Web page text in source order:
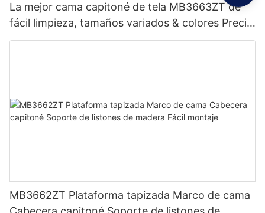
La mejor cama capitoné de tela MB3663ZT de
fácil limpieza, tamaños variados & colores Precio
de fábrica - Muebles JLH
MB3662ZT Plataforma tapizada Marco de cama